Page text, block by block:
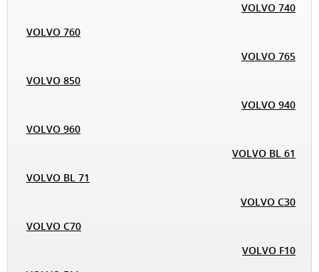
VOLVO 740
VOLVO 760
VOLVO 765
VOLVO 850
VOLVO 940
VOLVO 960
VOLVO BL 61
VOLVO BL 71
VOLVO C30
VOLVO C70
VOLVO F10